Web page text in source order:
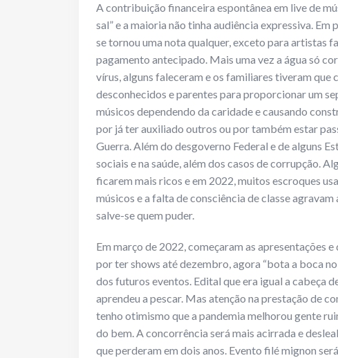
A contribuição financeira espontânea em live de
sal” e a maioria não tinha audiência expressiva.
se tornou uma nota qualquer, exceto para artistas
pagamento antecipado. Mais uma vez a água só
vírus, alguns faleceram e os familiares tiveram que
desconhecidos e parentes para proporcionar um
músicos dependendo da caridade e causando
por já ter auxiliado outros ou por também estar
Guerra. Além do desgoverno Federal e de alguns
sociais e na saúde, além dos casos de corrupção.
ficarem mais ricos e em 2022, muitos escroques
músicos e a falta de consciência de classe
salve-se quem puder.
Em março de 2022, começaram as apresentações
por ter shows até dezembro, agora “bota a boca
dos futuros eventos. Edital que era igual a cabeça
aprendeu a pescar. Mas atenção na prestação de
tenho otimismo que a pandemia melhorou gente
do bem. A concorrência será mais acirrada e
que perderam em dois anos. Evento filé mignon